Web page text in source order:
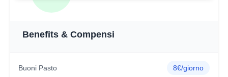
Benefits & Compensi
Buoni Pasto 8€/giorno